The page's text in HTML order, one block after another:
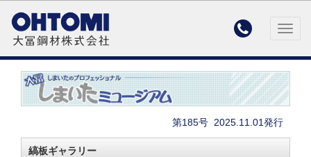

第185号 2025.11.01発行
縞板ギャラリー